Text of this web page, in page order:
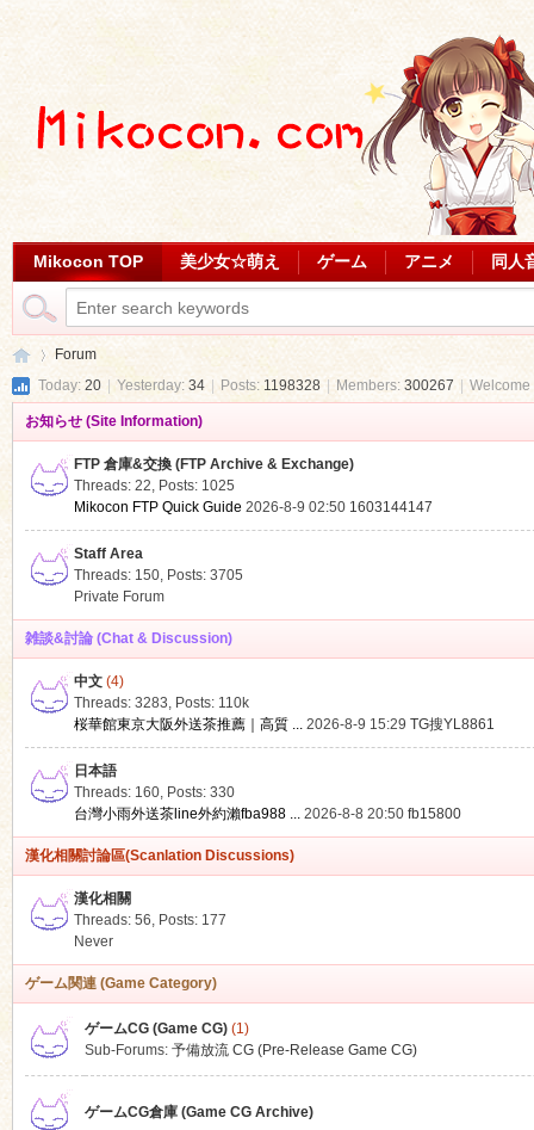
Mikocon TOP 美少女☆萌え ゲーム アニメ 同人
Forum
Today: 20 Yesterday: 34 Posts: 1198328 Members: 300267
お知らせ (Site Information)
FTP 倉庫&交換 (FTP Archive & Exchange)
Threads: 22, Posts: 1025
Mikocon FTP Quick Guide 2026-8-9 02:50 1603144147
Staff Area
Threads: 150, Posts: 3705
Private Forum
雑談&討論 (Chat & Discussion)
中文(4)
Threads: 3283, Posts: 110k
桜華館東京大阪外送茶推薦｜高質 ... 2026-8-9 15:29 TG搜YL8861
日本語
Threads: 160, Posts: 330
台灣小雨外送茶line外約瀨fba988 ... 2026-8-8 20:50 fb15800
漢化相關討論區(Scanlation Discussions)
漢化相關
Threads: 56, Posts: 177
Never
ゲーム関連 (Game Category)
ゲームCG (Game CG)(1)
Sub-Forums: 予備放流 CG (Pre-Release Game CG)
ゲームCG倉庫 (Game CG Archive)